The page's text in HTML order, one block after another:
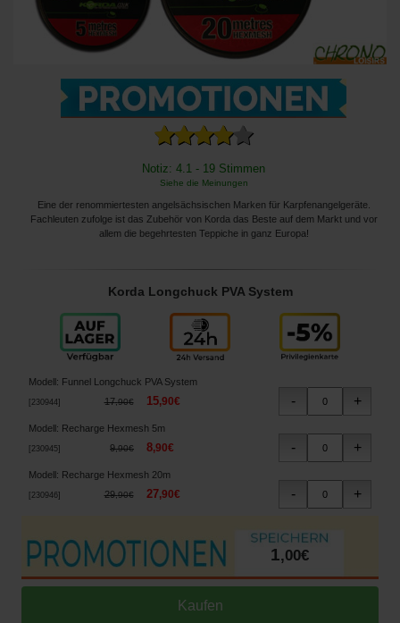
Notiz: 4.1 - 19 Stimmen
Siehe die Meinungen
Eine der renommiertesten angelsächsischen Marken für Karpfenangelgeräte.
Fachleuten zufolge ist das Zubehör von Korda das Beste auf dem Markt und vor
allem die begehrtesten Teppiche in ganz Europa!
Korda Longchuck PVA System
Modell : Funnel Longchuck PVA System
230944] 17,90€ 15,90€
Modell : Recharge Hexmesh 5m
230945] 9,90€ 8,90€
Modell : Recharge Hexmesh 20m
230946] 29,90€ 27,90€
1,00€